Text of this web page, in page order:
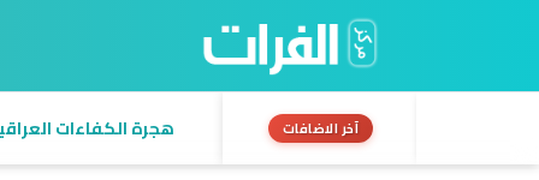
آخر الاضافات السيادة في العراق